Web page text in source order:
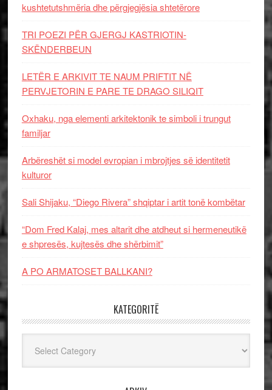
kushtetutshmëria dhe përgjegjësia shtetërore
TRI POEZI PËR GJERGJ KASTRIOTIN-
SKËNDERBEUN
LETËR E ARKIVIT TE NAUM PRIFTIT NË
PERVJETORIN E PARE TE DRAGO SILIQIT
Oxhaku, nga elementi arkitektonik te simboli i trungut
familjar
Arbëreshët si model evropian i mbrojtjes së identitetit
kulturor
Sali Shijaku, “Diego Rivera” shqiptar i artit tonë kombëtar
“Dom Fred Kalaj, mes altarit dhe atdheut si hermeneutikë
e shpresës, kujtesës dhe shërbimit”
A PO ARMATOSET BALLKANI?
KATEGORITË